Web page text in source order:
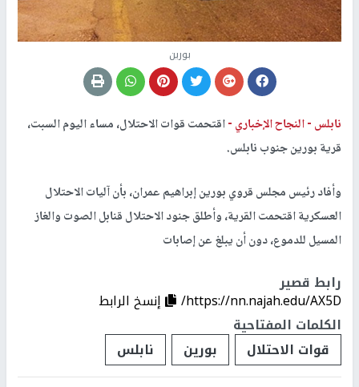
بورين
نابلس -النجاح الإخباري -اقتحمت قوات الاحتلال، مساء اليوم السبت،
قرية بورين جنوب نابلس.
وأفاد رئيس مجلس قروي بورين إبراهيم عمران، بأن آليات الاحتلال
العسكرية اقتحمت القرية، وأطلق جنود الاحتلال قنابل الصوت والغاز
المسيل للدموع، دون أن يبلغ عن إصابات
رابط قصير
https://nn.najah.edu/AX5D/
إنسخ الرابط
الكلمات المفتاحية
قوات الاحتلال
بورين نابلس